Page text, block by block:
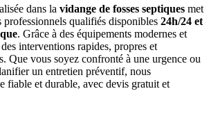
dans la vidange de fosses septiques met
professionnels qualifiés disponibles 24h/24 et
. Grâce à des équipements modernes et
interventions rapides, propres et
Que vous soyez confronté à une urgence ou
un entretien préventif, nous
fiable et durable, avec devis gratuit et